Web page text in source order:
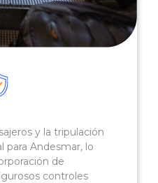
y la tripulación
para Andesmar, lo
de
controles